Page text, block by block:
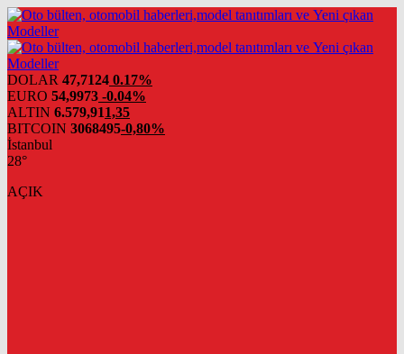
DOLAR 47,7124 0.17%
EURO 54,9973 -0.04%
ALTIN 6.579,911,35
BITCOIN 3068495-0,80%
İstanbul
28°
AÇIK